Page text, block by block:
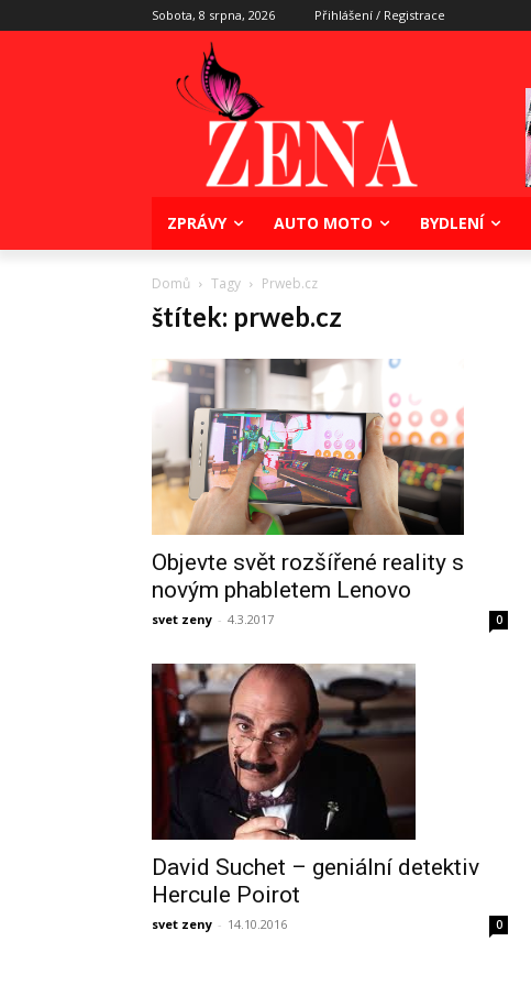
Sobota, 8 srpna, 2026 Přihlášení / Registrace
ZPRÁVY AUTO MOTO BYDLENÍ
Domů Tagy Prweb.cz
štítek: prweb.cz
Objevte svět rozšířené reality s
novým phabletem Lenovo
svet zeny - 4.3.2017 0
David Suchet – geniální detektiv
Hercule Poirot
svet zeny - 14.10.2016 0